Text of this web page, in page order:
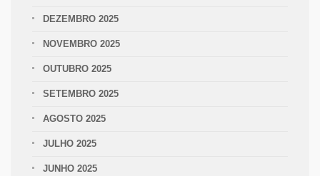
DEZEMBRO 2025
NOVEMBRO 2025
OUTUBRO 2025
SETEMBRO 2025
AGOSTO 2025
JULHO 2025
JUNHO 2025